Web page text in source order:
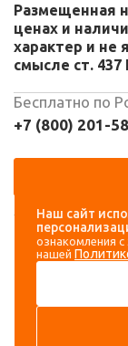
Навигация
Каталог
Размещенная
ценах и
характер и не
смысле ст.
Бесплатно по
+7 (800) 201-
Наш сайт
ознакомления
нашей